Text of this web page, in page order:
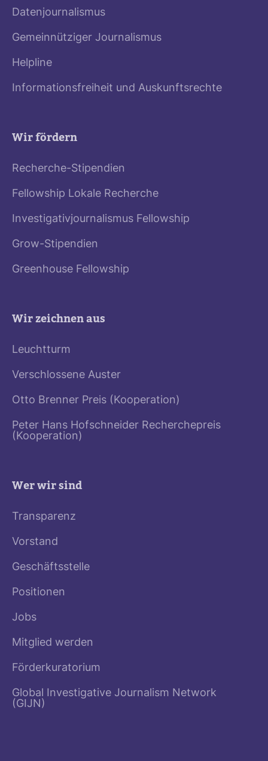
Datenjournalismus
Gemeinnütziger Journalismus
Helpline
Informationsfreiheit und Auskunftsrechte
Wir fördern
Recherche-Stipendien
Fellowship Lokale Recherche
Investigativjournalismus Fellowship
Grow-Stipendien
Greenhouse Fellowship
Wir zeichnen aus
Leuchtturm
Verschlossene Auster
Otto Brenner Preis (Kooperation)
Peter Hans Hofschneider Recherchepreis
(Kooperation)
Wer wir sind
Transparenz
Vorstand
Geschäftsstelle
Positionen
Jobs
Mitglied werden
Förderkuratorium
Global Investigative Journalism Network
(GIJN)